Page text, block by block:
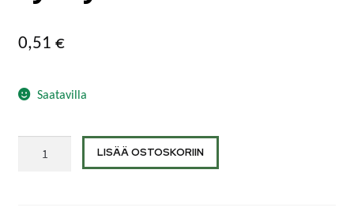
0,51 €
Saatavilla
LISÄÄ OSTOSKORIIN